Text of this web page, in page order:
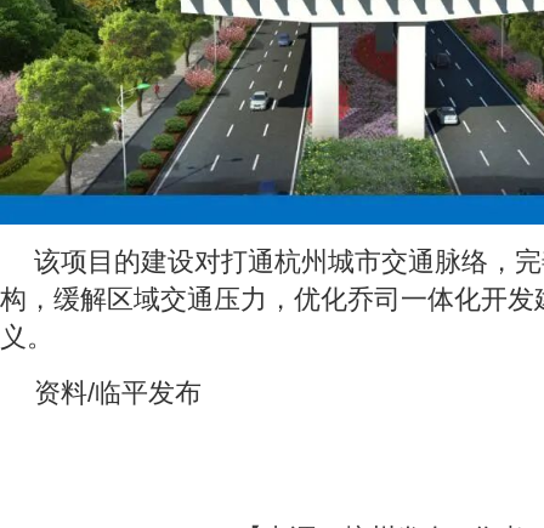
该项目的建设对打通杭州城市交通脉络，
构，缓解区域交通压力，优化乔司一体化开
义。
资料/临平发布